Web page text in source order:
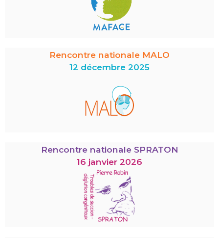
Rencontre nationale MALO
12 décembre 2025
Rencontre nationale SPRATON
16 janvier 2026